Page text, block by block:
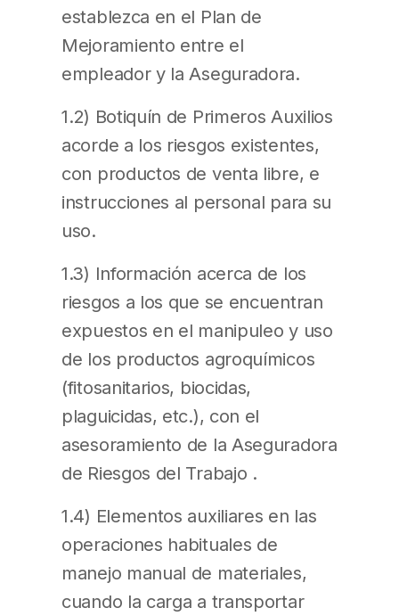
establezca en el Plan de
Mejoramiento entre el
empleador y la Aseguradora.
1.2) Botiquín de Primeros Auxilios
acorde a los riesgos existentes,
con productos de venta libre, e
instrucciones al personal para su
uso.
1.3) Información acerca de los
riesgos a los que se encuentran
expuestos en el manipuleo y uso
de los productos agroquímicos
(fitosanitarios, biocidas,
plaguicidas, etc.), con el
asesoramiento de la Aseguradora
de Riesgos del Trabajo .
1.4) Elementos auxiliares en las
operaciones habituales de
manejo manual de materiales,
cuando la carga a transportar